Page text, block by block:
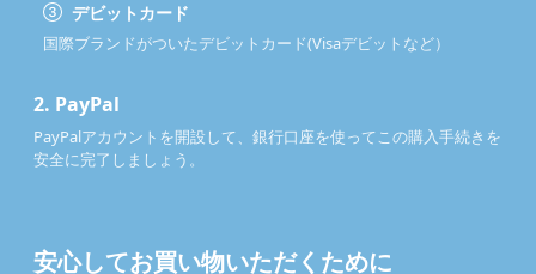
デビットカード
国際ブランドがついたデビットカード(Visaデビットなど）
2. PayPal
PayPalアカウントを開設して、銀行口座を使ってこの購入手続きを
安全に完了しましょう。
安心してお買い物いただくために